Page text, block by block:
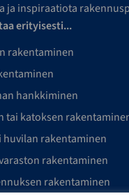
ja inspiraatiota
erityisesti...
rakentaminen
hankkiminen
tai katoksen
huvilan rakentaminen
rakentaminen
rakentaminen